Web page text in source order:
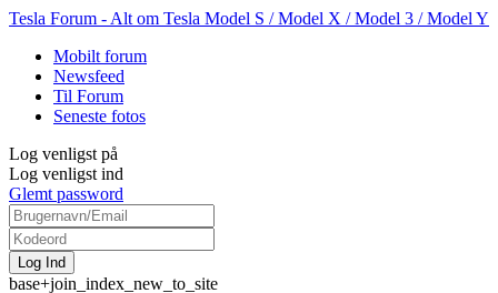
Tesla Forum - Alt om Tesla Model S / Model X / Model 3 / Model Y
Mobilt forum
Newsfeed
Til Forum
Seneste fotos
Log venligst på
Log venligst ind
Glemt password
base+join_index_new_to_site